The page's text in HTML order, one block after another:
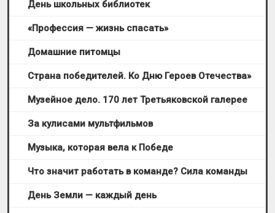
День школьных библиотек
«Профессия — жизнь спасать»
Домашние питомцы
Страна победителей. Ко Дню Героев Отечества»
Музейное дело. 170 лет Третьяковской галерее
За кулисами мультфильмов
Музыка, которая вела к Победе
Что значит работать в команде? Сила команды
День Земли — каждый день